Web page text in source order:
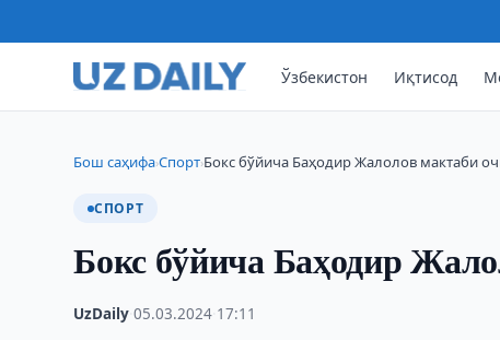
Ўзбекистон Иқтисод
Бош саҳифа›Спорт›Бокс бўйича Баҳодир Жалолов мактаби
СПОРТ
Бокс бўйича Баҳодир
UzDaily ·05.03.2024 17:11